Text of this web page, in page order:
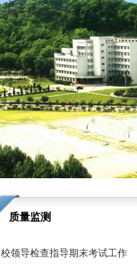
质量监测
校领导检查指导期末考试工作